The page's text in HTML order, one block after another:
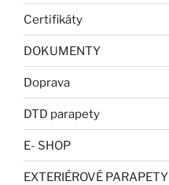
Certifikáty
DOKUMENTY
Doprava
DTD parapety
E- SHOP
EXTERIÉROVÉ PARAPETY